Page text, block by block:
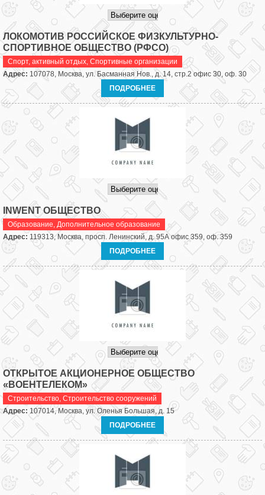
ЛОКОМОТИВ РОССИЙСКОЕ ФИЗКУЛЬТУРНО-
СПОРТИВНОЕ ОБЩЕСТВО (РФСО)
Спорт, активный отдых, Спортивные организации
Адрес: 107078, Москва, ул. Басманная Нов., д. 14, стр.2 офис 30, оф. 30
ПОДРОБНЕЕ
INWENT ОБЩЕСТВО
Образование, Дополнительное образование
Адрес: 119313, Москва, просп. Ленинский, д. 95А офис 359, оф. 359
ПОДРОБНЕЕ
ОТКРЫТОЕ АКЦИОНЕРНОЕ ОБЩЕСТВО
«ВОЕНТЕЛЕКОМ»
Строительство, Строительство сооружений
Адрес: 107014, Москва, ул. Оленья Большая, д. 15
ПОДРОБНЕЕ